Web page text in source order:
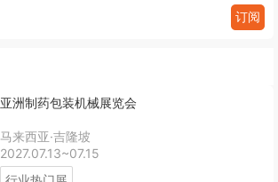
订阅
亚洲制药包装机械展览会
马来西亚·吉隆坡
2027.07.13~07.15